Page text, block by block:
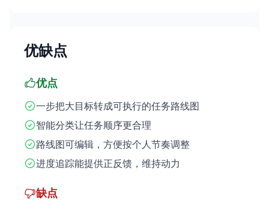
优缺点
优点
一步把大目标转成可执行的任务路线图
智能分类让任务顺序更合理
路线图可编辑，方便按个人节奏调整
进度追踪能提供正反馈，维持动力
缺点